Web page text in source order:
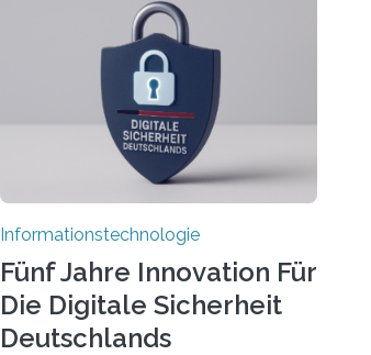
Informationstechnologie
Fünf Jahre Innovation Für
Die Digitale Sicherheit
Deutschlands